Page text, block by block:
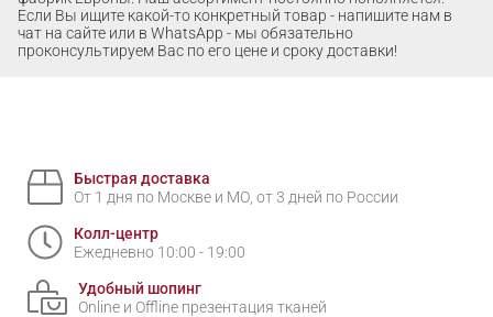
Если Вы ищите какой-то конкретный товар - напишите нам в
чат на сайте или в WhatsApp - мы обязательно
проконсультируем Вас по его цене и сроку доставки!
Быстрая доставка
От 1 дня по Москве и МО, от 3 дней по России
Колл-центр
Ежедневно 10:00 - 19:00
Удобный шопинг
Online и Offline презентация тканей